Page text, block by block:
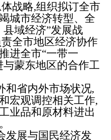
战略,组织拟订全市
城市经济转型、全
域经济”发展战
全市地区经济协作
进全市“一带一
蒙东地区的合作工
省内外市场状况,
宏观调控相关工作,
业品和原材料进出
。
展与国民经济发